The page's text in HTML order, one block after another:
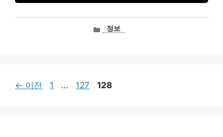
카정보
← 이전
페
1 …
페
127
페
128